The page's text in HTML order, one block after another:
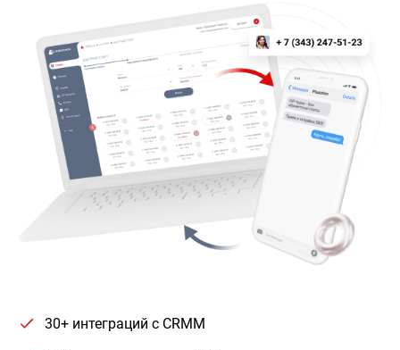
30+ интеграций с CRMM